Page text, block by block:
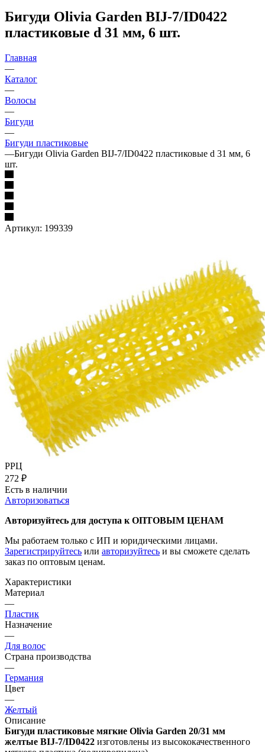
Бигуди Olivia Garden BIJ-7/ID0422
пластиковые d 31 мм, 6 шт.
Главная
—
Каталог
—
Волосы
—
Бигуди
—
Бигуди пластиковые
—Бигуди Olivia Garden BIJ-7/ID0422 пластиковые d 31 мм, 6
шт.
Артикул: 199339
РРЦ
272 ₽
Есть в наличии
Авторизоваться
Авторизуйтесь для доступа к ОПТОВЫМ ЦЕНАМ
Мы работаем только с ИП и юридическими лицами.
Зарегистрируйтесь или авторизуйтесь и вы сможете сделать
заказ по оптовым ценам.
Характеристики
Материал
—
Пластик
Назначение
—
Для волос
Страна производства
—
Германия
Цвет
—
Желтый
Описание
Бигуди пластиковые мягкие Olivia Garden 20/31 мм
желтые BIJ-7/ID0422 изготовлены из высококачественного